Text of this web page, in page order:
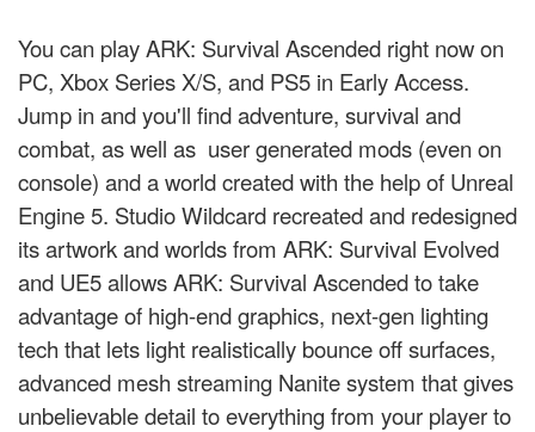
You can play ARK: Survival Ascended right now on
PC, Xbox Series X/S, and PS5 in Early Access.
Jump in and you'll find adventure, survival and
combat, as well as user generated mods (even on
console) and a world created with the help of Unreal
Engine 5. Studio Wildcard recreated and redesigned
its artwork and worlds from ARK: Survival Evolved
and UE5 allows ARK: Survival Ascended to take
advantage of high-end graphics, next-gen lighting
tech that lets light realistically bounce off surfaces,
advanced mesh streaming Nanite system that gives
unbelievable detail to everything from your player to